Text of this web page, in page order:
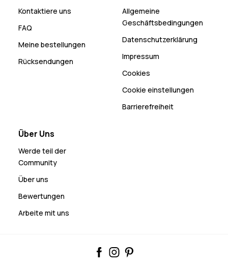
Kontaktiere uns
FAQ
Meine bestellungen
Rücksendungen
Allgemeine
Geschäftsbedingungen
Datenschutzerklärung
Impressum
Cookies
Cookie einstellungen
Barrierefreiheit
Über Uns
Werde teil der
Community
Über uns
Bewertungen
Arbeite mit uns